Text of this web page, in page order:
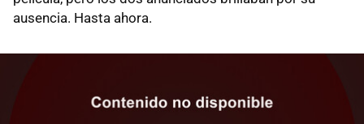
ausencia. Hasta ahora.